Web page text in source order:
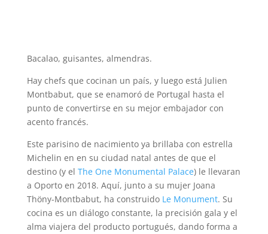
Bacalao, guisantes, almendras.
Hay chefs que cocinan un país, y luego está Julien
Montbabut, que se enamoró de Portugal hasta el
punto de convertirse en su mejor embajador con
acento francés.
Este parisino de nacimiento ya brillaba con estrella
Michelin en en su ciudad natal antes de que el
destino (y el The One Monumental Palace) le llevaran
a Oporto en 2018. Aquí, junto a su mujer Joana
Thöny-Montbabut, ha construido Le Monument. Su
cocina es un diálogo constante, la precisión gala y el
alma viajera del producto portugués, dando forma a